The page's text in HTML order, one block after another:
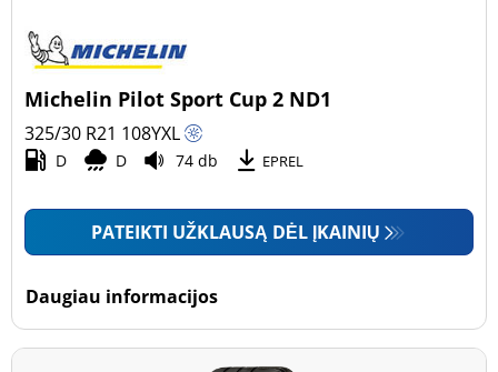
Michelin Pilot Sport Cup 2 ND1
325/30 R21 108YXL
D D 74 db EPREL
PATEIKTI UŽKLAUSĄ DĖL ĮKAINIŲ
Daugiau informacijos